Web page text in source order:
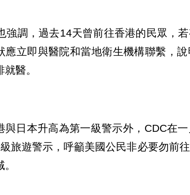
強調，過去14天曾前往香港的民眾，
應立即與醫院和當地衛生機構聯繫，
醫。
與日本升高為第一級警示外，CDC在
旅遊警示，呼籲美國公民非必要勿前